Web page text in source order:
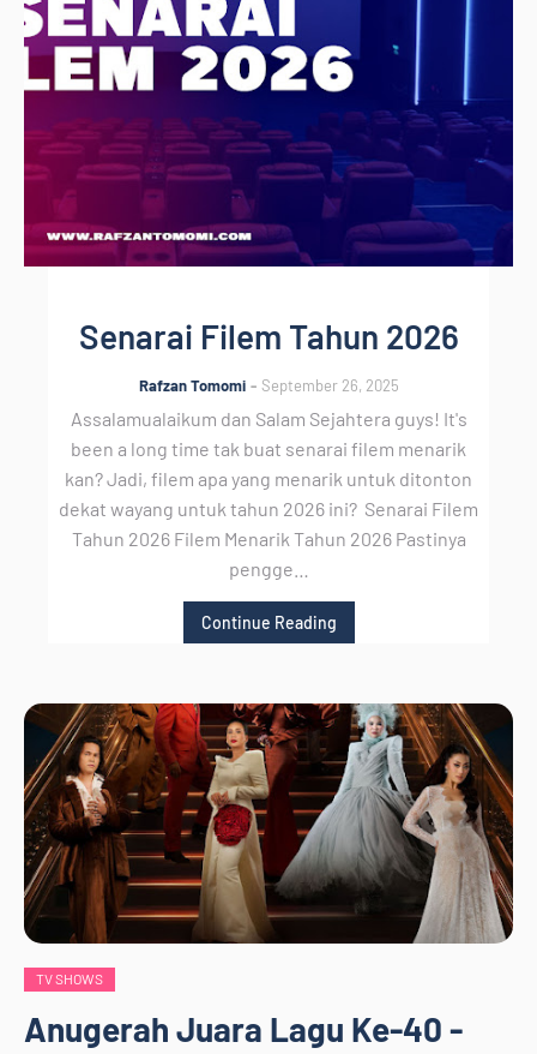
Senarai Filem Tahun 2026
Rafzan Tomomi September 26, 2025
Assalamualaikum dan Salam Sejahtera guys! It's
been a long time tak buat senarai filem menarik
kan? Jadi, filem apa yang menarik untuk ditonton
dekat wayang untuk tahun 2026 ini? Senarai Filem
Tahun 2026 Filem Menarik Tahun 2026 Pastinya
pengge…
Continue Reading
TV SHOWS
Anugerah Juara Lagu Ke-40 -